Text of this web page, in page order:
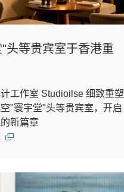
头等贵宾室于香港重
工作室 Studioilse 细致重塑
"寰宇堂"头等贵宾室，开启
新篇章